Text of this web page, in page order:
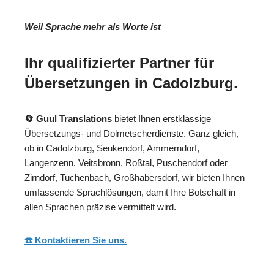
Weil Sprache mehr als Worte ist
Ihr qualifizierter Partner für
Übersetzungen in Cadolzburg.
🔄 Guul Translations bietet Ihnen erstklassige
Übersetzungs- und Dolmetscherdienste. Ganz gleich,
ob in Cadolzburg, Seukendorf, Ammerndorf,
Langenzenn, Veitsbronn, Roßtal, Puschendorf oder
Zirndorf, Tuchenbach, Großhabersdorf, wir bieten Ihnen
umfassende Sprachlösungen, damit Ihre Botschaft in
allen Sprachen präzise vermittelt wird.
☎️ Kontaktieren Sie uns.